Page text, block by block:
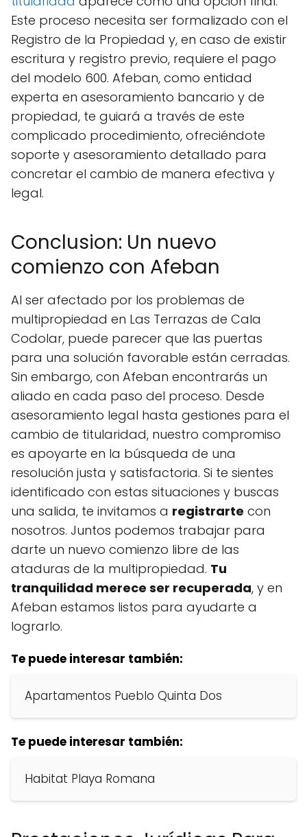
Este proceso necesita ser formalizado con el
Registro de la Propiedad y, en caso de existir
escritura y registro previo, requiere el pago
del modelo 600. Afeban, como entidad
experta en asesoramiento bancario y de
propiedad, te guiará a través de este
complicado procedimiento, ofreciéndote
soporte y asesoramiento detallado para
concretar el cambio de manera efectiva y
legal.
Conclusion: Un nuevo
comienzo con Afeban
Al ser afectado por los problemas de
multipropiedad en Las Terrazas de Cala
Codolar, puede parecer que las puertas
para una solución favorable están cerradas.
Sin embargo, con Afeban encontrarás un
aliado en cada paso del proceso. Desde
asesoramiento legal hasta gestiones para el
cambio de titularidad, nuestro compromiso
es apoyarte en la búsqueda de una
resolución justa y satisfactoria. Si te sientes
identificado con estas situaciones y buscas
una salida, te invitamos a registrarte con
nosotros. Juntos podemos trabajar para
darte un nuevo comienzo libre de las
ataduras de la multipropiedad. Tu
tranquilidad merece ser recuperada, y en
Afeban estamos listos para ayudarte a
lograrlo.
Te puede interesar también:
Apartamentos Pueblo Quinta Dos
Te puede interesar también:
Habitat Playa Romana